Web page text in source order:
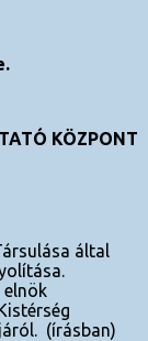
KÖZPONT
által
elnök
(írásban)